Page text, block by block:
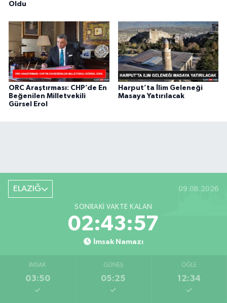
Oldu
ORC Araştırması: CHP’de En
Beğenilen Milletvekili
Gürsel Erol
Harput’ta İlim Geleneği
Masaya Yatırılacak
ELAZIĞ 09.08.2026
SONRAKI VAKTE KALAN
02:43:57
İmsak Namazı
İMSAK
03:50
GÜNEŞ
05:25
ÖĞLE
12:34